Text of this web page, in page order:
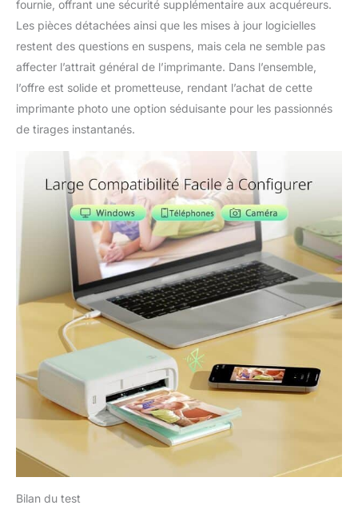
fournie, offrant une sécurité supplémentaire aux acquéreurs.
Les pièces détachées ainsi que les mises à jour logicielles
restent des questions en suspens, mais cela ne semble pas
affecter l’attrait général de l’imprimante. Dans l’ensemble,
l’offre est solide et prometteuse, rendant l’achat de cette
imprimante photo une option séduisante pour les passionnés
de tirages instantanés.
Bilan du test